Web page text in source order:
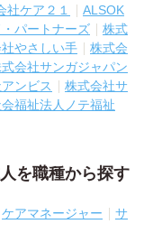
社ケア２１
ALSOK
パートナーズ
株式
やさしい手
株式会
会社サンガジャパン
ンビス
株式会社サ
福祉法人ノテ福祉
を職種から探す
ケアマネージャー
サ